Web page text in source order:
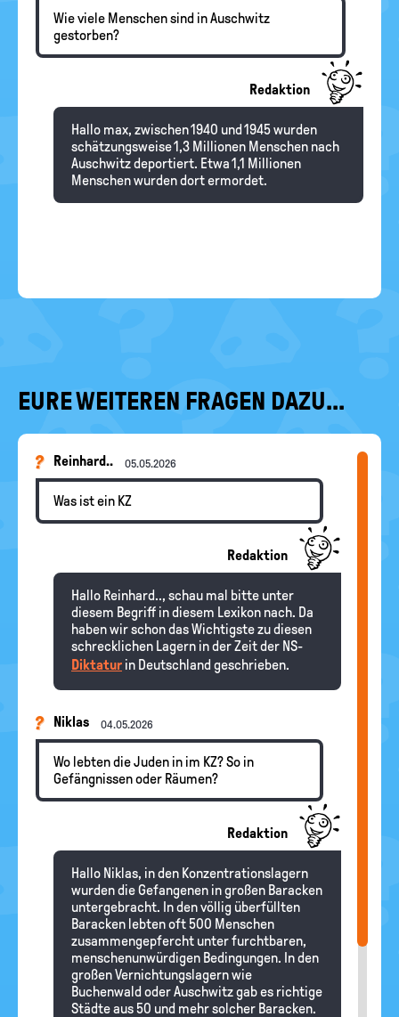
Wie viele Menschen sind in Auschwitz
gestorben?
Redaktion
Hallo max, zwischen 1940 und 1945 wurden
schätzungsweise 1,3 Millionen Menschen nach
Auschwitz deportiert. Etwa 1,1 Millionen
Menschen wurden dort ermordet.
EURE WEITEREN FRAGEN DAZU...
Reinhard.. 05.05.2026
Was ist ein KZ
Redaktion
Hallo Reinhard.., schau mal bitte unter
diesem Begriff in diesem Lexikon nach. Da
haben wir schon das Wichtigste zu diesen
schrecklichen Lagern in der Zeit der NS-
Diktatur in Deutschland geschrieben.
Niklas 04.05.2026
Wo lebten die Juden in im KZ? So in
Gefängnissen oder Räumen?
Redaktion
Hallo Niklas, in den Konzentrationslagern
wurden die Gefangenen in großen Baracken
untergebracht. In den völlig überfüllten
Baracken lebten oft 500 Menschen
zusammengepfercht unter furchtbaren,
menschenunwürdigen Bedingungen. In den
großen Vernichtungslagern wie
Buchenwald oder Auschwitz gab es richtige
Städte aus 50 und mehr solcher Baracken.